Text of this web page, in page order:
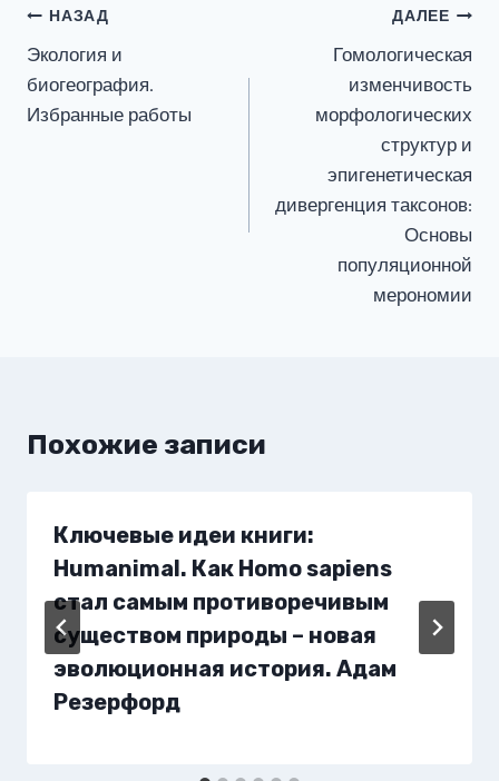
Навигация
по
записям
НАЗАД
Экология и
биогеография.
Избранные работы
ДАЛЕЕ
Гомологическая
изменчивость
морфологических
структур и
эпигенетическая
дивергенция таксонов:
Основы
популяционной
мерономии
Похожие записи
Ключевые идеи книги:
Humanimal. Как Homo sapiens
стал самым противоречивым
существом природы – новая
эволюционная история. Адам
Резерфорд